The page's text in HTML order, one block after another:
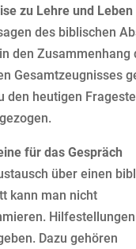
zu Lehre und Leben
des biblischen
den Zusammenhang
Gesamtzeugnisses
den heutigen
für das Gespräch
über einen
kann man nicht
Dazu gehören